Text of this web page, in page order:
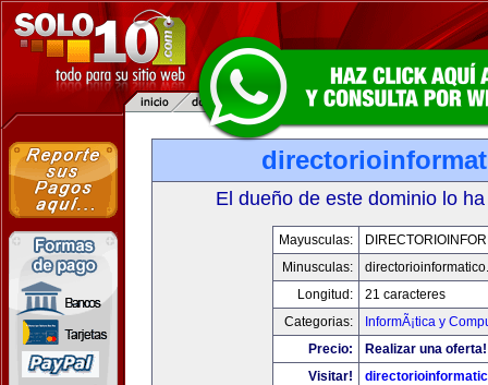
El dueño de este dominio lo
Mayusculas:
Minusculas:
Longitud:
21 caracteres
Categorias:
InformÃ¡tica y
Precio:
Realizar una oferta!
Visitar!